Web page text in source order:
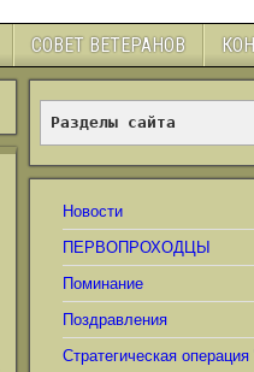
СОВЕТ ВЕТЕРАНОВ
Разделы сайта
Новости
ПЕРВОПРОХОДЦЫ
Поминание
Поздравления
Стратегическая